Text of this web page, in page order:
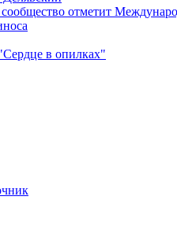
сообщество отметит
в опилках"